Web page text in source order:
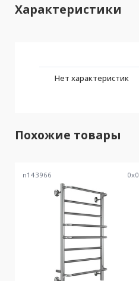
Характеристики
Нет характеристик
Похожие товары
n143966 0x0